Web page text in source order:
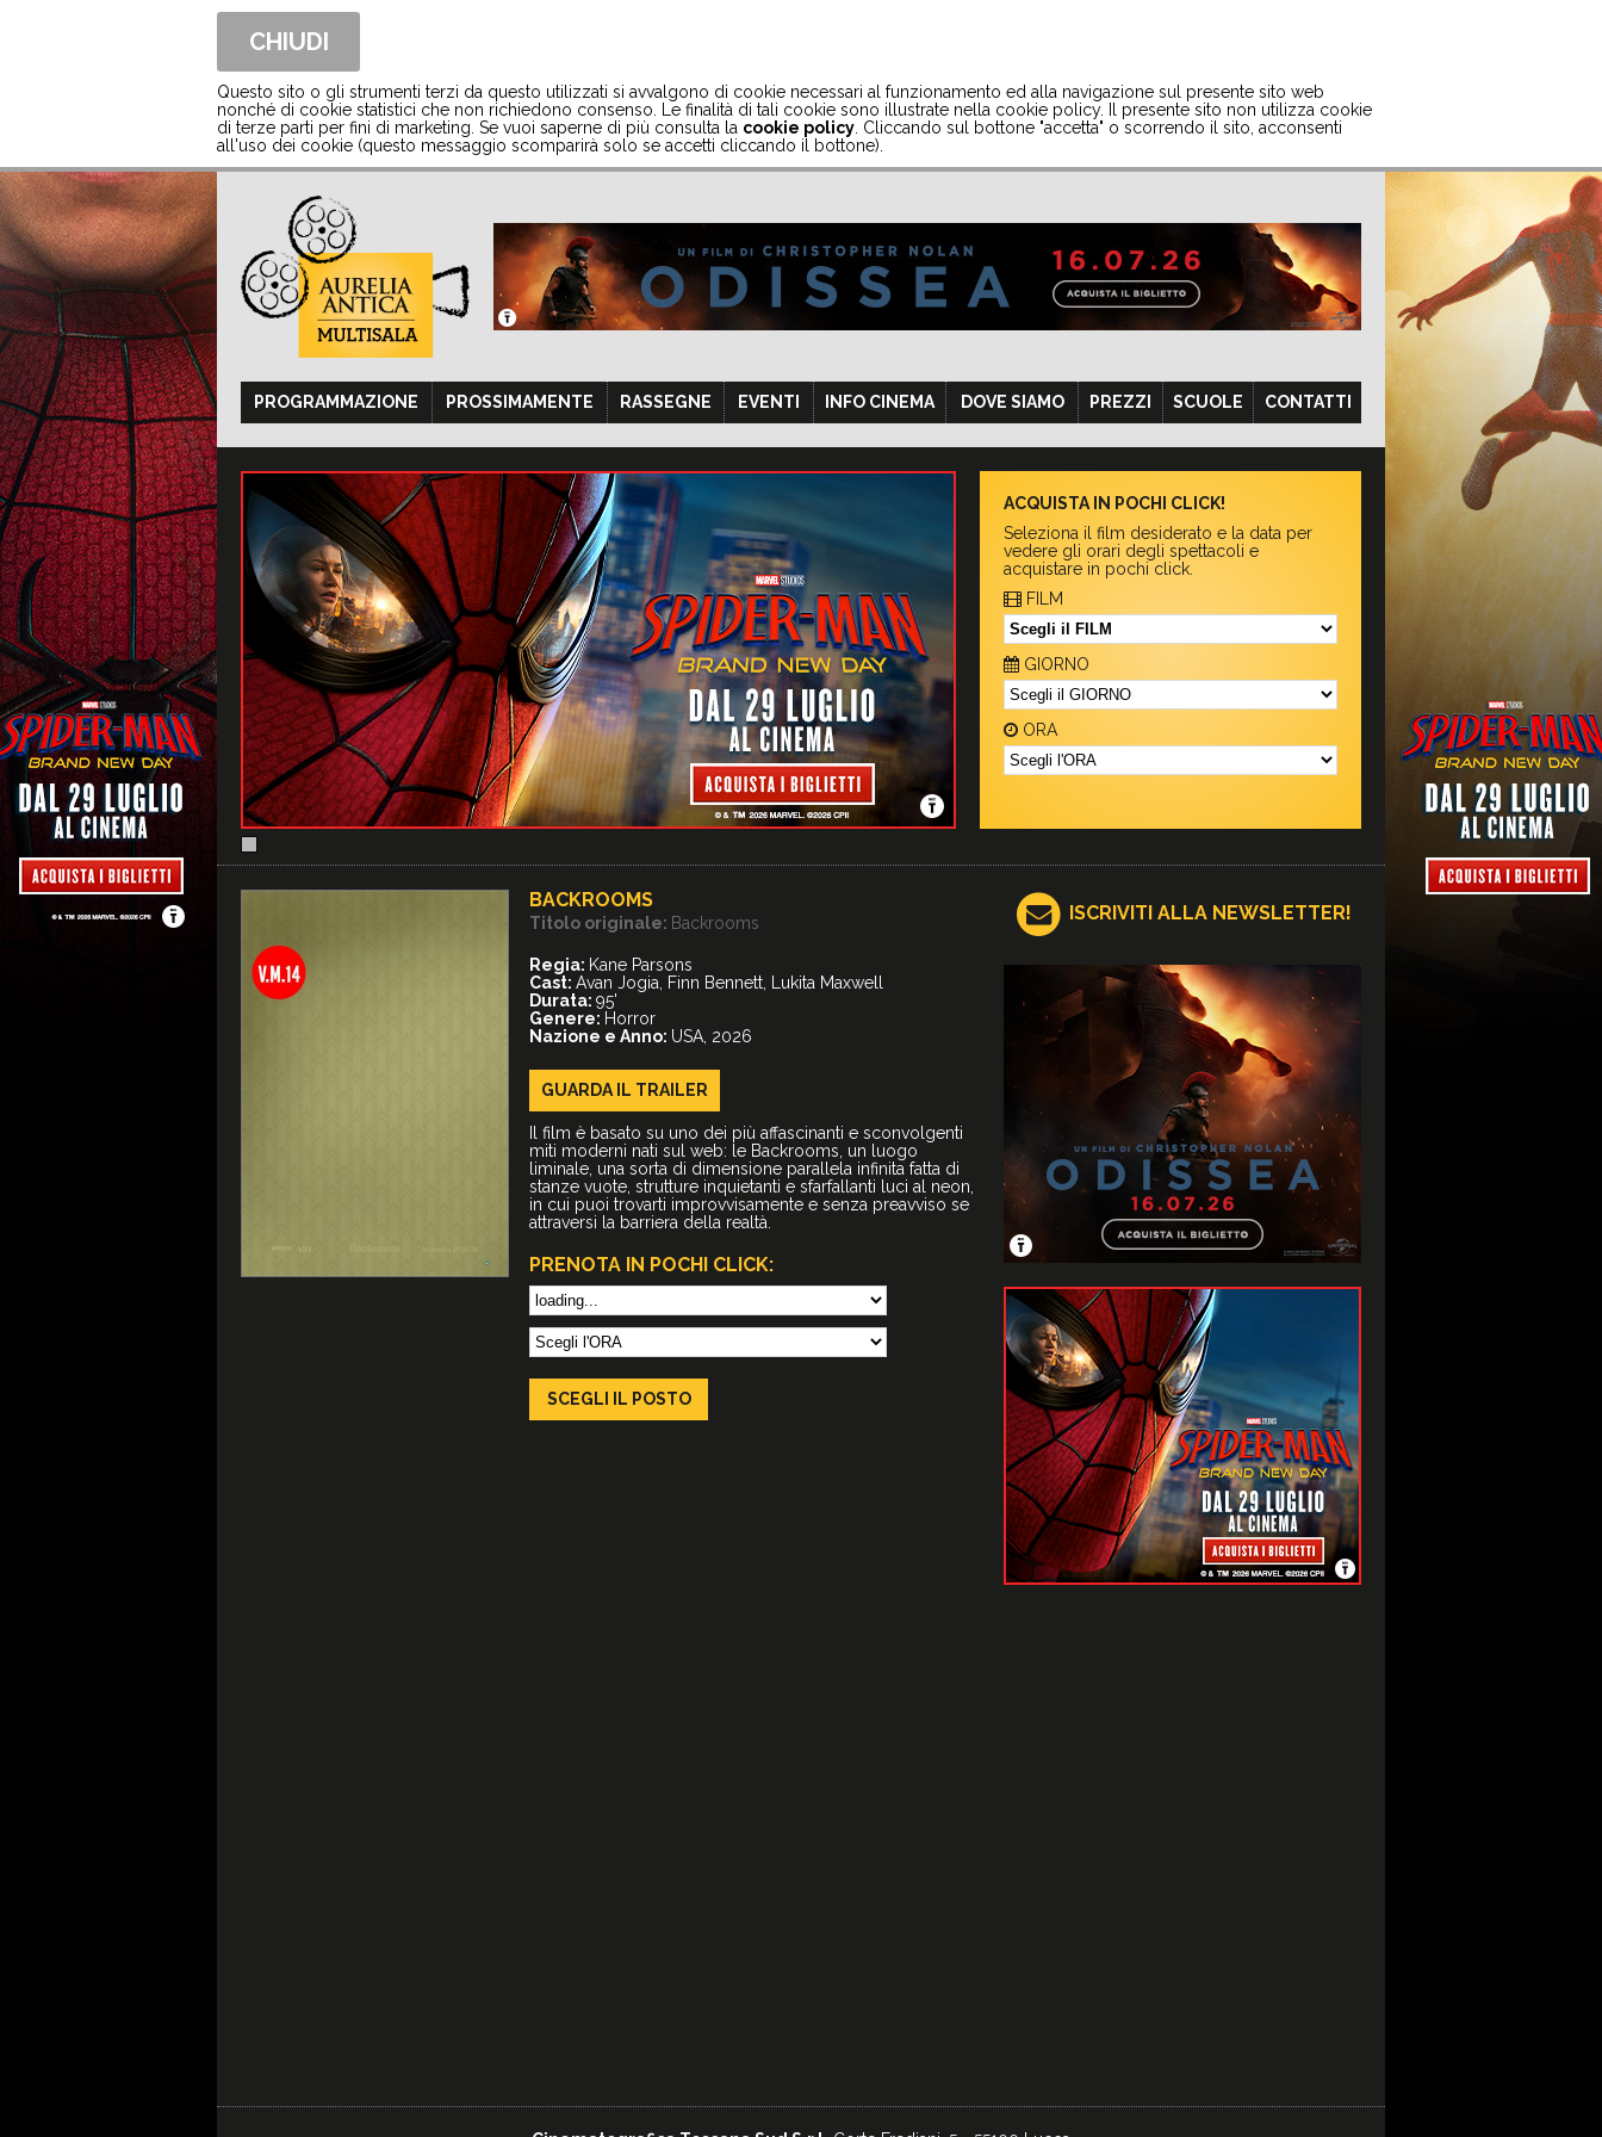
CHIUDI
Questo sito o gli strumenti terzi da questo utilizzati si avvalgono di cookie necessari al funzionamento ed alla navigazione sul presente sito web
nonché di cookie statistici che non richiedono consenso. Le finalità di tali cookie sono illustrate nella cookie policy. Il presente sito non utilizza cookie
di terze parti per fini di marketing. Se vuoi saperne di più consulta la cookie policy . Cliccando sul bottone "accetta" o scorrendo il sito, acconsenti
all'uso dei cookie (questo messaggio scomparirà solo se accetti cliccando il bottone).
PROGRAMMAZIONE PROSSIMAMENTE RASSEGNE EVENTI INFO CINEMA DOVE SIAMO PREZZI SCUOLE CONTATTI
ACQUISTA IN POCHI CLICK!
Seleziona il film desiderato e la data per
vedere gli orari degli spettacoli e
acquistare in pochi click.
FILM
GIORNO
ORA
BACKROOMS
Titolo originale: Backrooms
Regia: Kane Parsons
Cast: Avan Jogia, Finn Bennett, Lukita Maxwell
Durata: 95'
Genere: Horror
Nazione e Anno: USA, 2026
GUARDA IL TRAILER
Il film è basato su uno dei più affascinanti e sconvolgenti
miti moderni nati sul web: le Backrooms, un luogo
liminale, una sorta di dimensione parallela infinita fatta di
stanze vuote, strutture inquietanti e sfarfallanti luci al neon,
in cui puoi trovarti improvvisamente e senza preavviso se
attraversi la barriera della realtà.
PRENOTA IN POCHI CLICK:
SCEGLI IL POSTO
ISCRIVITI ALLA NEWSLETTER!